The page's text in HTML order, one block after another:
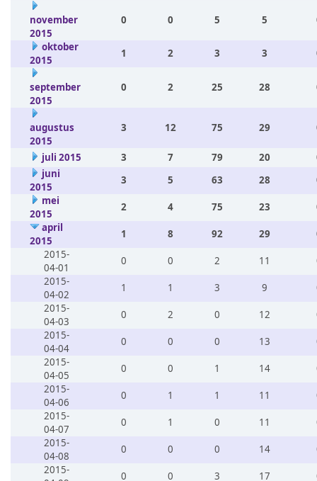
november
2015
0 0 5 5
oktober
2015
1 2 3 3
september
2015
0 2 25 28
augustus
2015
3 12 75 29
juli 2015 3 7 79 20
juni
2015
3 5 63 28
mei
2015
2 4 75 23
april
2015
1 8 92 29
2015-
04-01
0 0 2 11
2015-
04-02
1 1 3 9
2015-
04-03
0 2 0 12
2015-
04-04
0 0 0 13
2015-
04-05
0 0 1 14
2015-
04-06
0 1 1 11
2015-
04-07
0 1 0 11
2015-
04-08
0 0 0 14
2015-
0 0 3 17